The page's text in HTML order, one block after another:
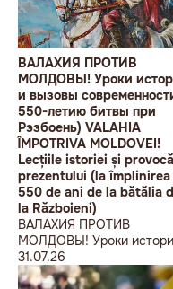
ВАЛАХИЯ ПРОТИВ
МОЛДОВЫ! Уроки
и вызовы
550-летию битвы при
Рэзбоень) VALAHIA
ÎMPOTRIVA MOLDOVEI!
Lecțiile istoriei și
prezentului (la împlinirea
550 de ani de la bătălia
la Războieni)
ВАЛАХИЯ ПРОТИВ
МОЛДОВЫ! Уроки истории и
вызовы современности (к
550-летию битвы при
31.07.26